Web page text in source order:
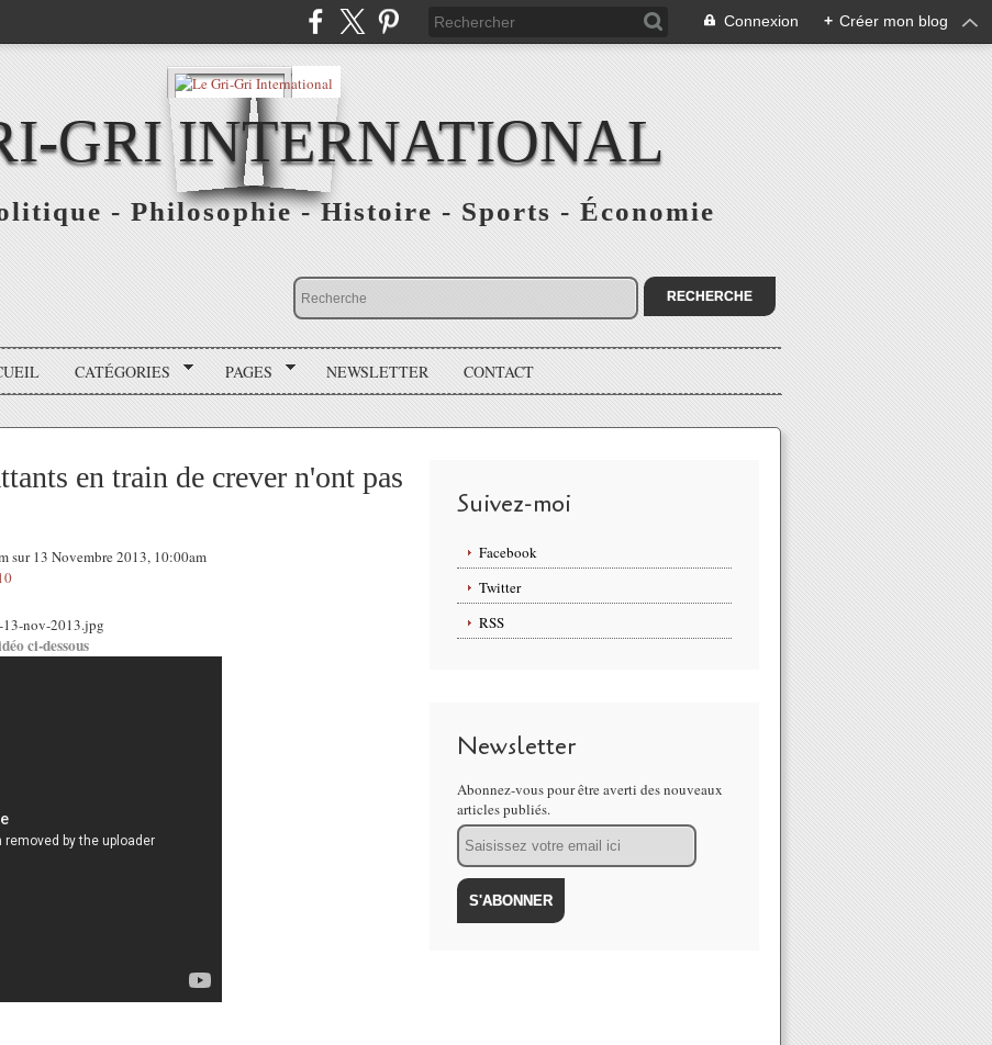
Connexion + Créer mon blog
GRI INTERNATIONAL
- Philosophie - Histoire - Sports - Économie
CATÉGORIES PAGES NEWSLETTER CONTACT
en train de crever n'ont pas
sur 13 Novembre 2013, 10:00am
ci-dessous
Suivez-moi
Facebook
Twitter
RSS
Newsletter
Abonnez-vous pour être averti des nouveaux
articles publiés.
Email